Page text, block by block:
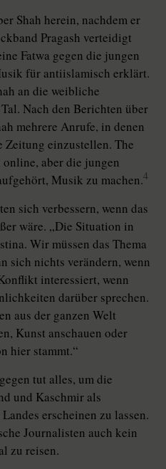
Shah herein, nachdem er
Pragash verteidigt
Fatwa gegen die jungen
für antiislamisch erklärt.
an die weibliche
Nach den Berichten über
mehrere Anrufe, in denen
Zeitung einzustellen. The
aber die jungen
Musik zu machen.4
sich verbessern, wenn das
wäre. „Die Si­tu­a­tion in
Wir müssen das Thema
sich nichts verändern, wenn
interessiert, wenn
darüber sprechen.
aus der ganzen Welt
Kunst anschauen oder
hier stammt.“
tut alles, um die
und Kaschmir als
erscheinen zu lassen.
Journalisten auch kein
zu reisen.